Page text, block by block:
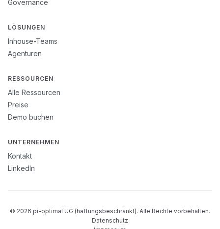
Governance
LÖSUNGEN
Inhouse-Teams
Agenturen
RESSOURCEN
Alle Ressourcen
Preise
Demo buchen
UNTERNEHMEN
Kontakt
LinkedIn
© 2026 pi-optimal UG (haftungsbeschränkt). Alle Rechte vorbehalten.
Datenschutz